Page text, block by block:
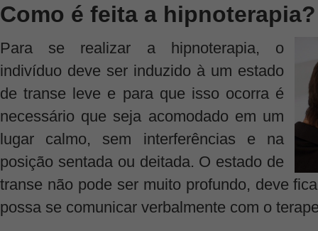
Como é feita a hipnoterapia?
Para se realizar a hipnoterapia, o
indivíduo deve ser induzido à um estado
de transe leve e para que isso ocorra é
necessário que seja acomodado em um
lugar calmo, sem interferências e na
posição sentada ou deitada. O estado de
transe não pode ser muito profundo, deve
possa se comunicar verbalmente com o